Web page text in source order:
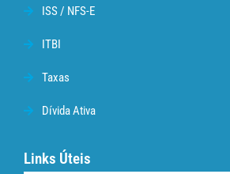
ISS / NFS-E
ITBI
Taxas
Dívida Ativa
Links Úteis